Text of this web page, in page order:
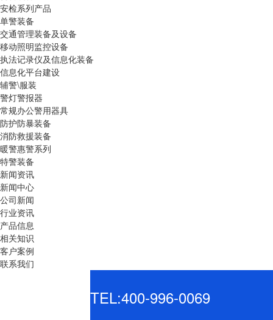
安检系列产品
单警装备
交通管理装备及设备
移动照明监控设备
执法记录仪及信息化装备
信息化平台建设
辅警\服装
警灯警报器
常规办公警用器具
防护防暴装备
消防救援装备
暖警惠警系列
特警装备
新闻资讯
新闻中心
公司新闻
行业资讯
产品信息
相关知识
客户案例
联系我们
TEL:400-996-0069